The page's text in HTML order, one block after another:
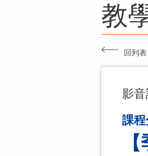
教
回列表
影
課